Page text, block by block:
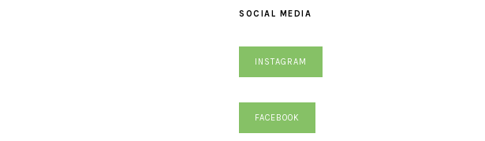
SOCIAL MEDIA
INSTAGRAM
FACEBOOK